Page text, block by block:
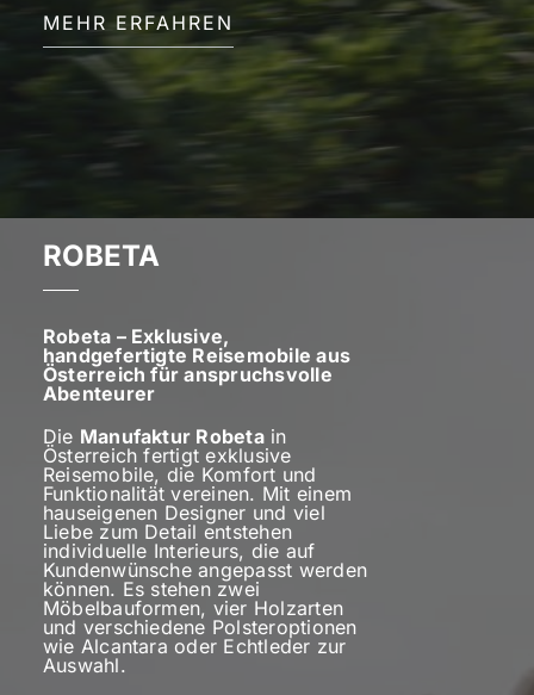
MEHR ERFAHREN
ROBETA
Robeta – Exklusive,
handgefertigte Reisemobile aus
Österreich für anspruchsvolle
Abenteurer
Die Manufaktur Robetain
Österreich fertigt exklusive
Reisemobile, die Komfort und
Funktionalität vereinen. Mit einem
hauseigenen Designer und viel
Liebe zum Detail entstehen
individuelle Interieurs, die auf
Kundenwünsche angepasst werden
können. Es stehen zwei
Möbelbauformen, vier Holzarten
und verschiedene Polsteroptionen
wie Alcantara oder Echtleder zur
Auswahl.